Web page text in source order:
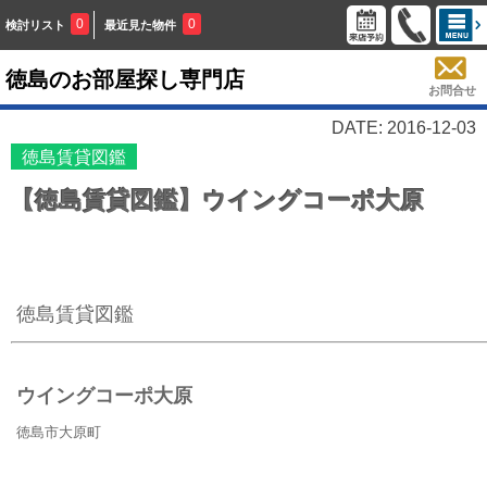
検討リスト 0 最近見た物件 0
徳島のお部屋探し専門店 お問合せ
DATE: 2016-12-03
徳島賃貸図鑑
【徳島賃貸図鑑】ウイングコーポ大原
徳島賃貸図鑑
ウイングコーポ大原
徳島市大原町